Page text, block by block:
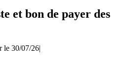
et bon de payer des
le 30/07/26|